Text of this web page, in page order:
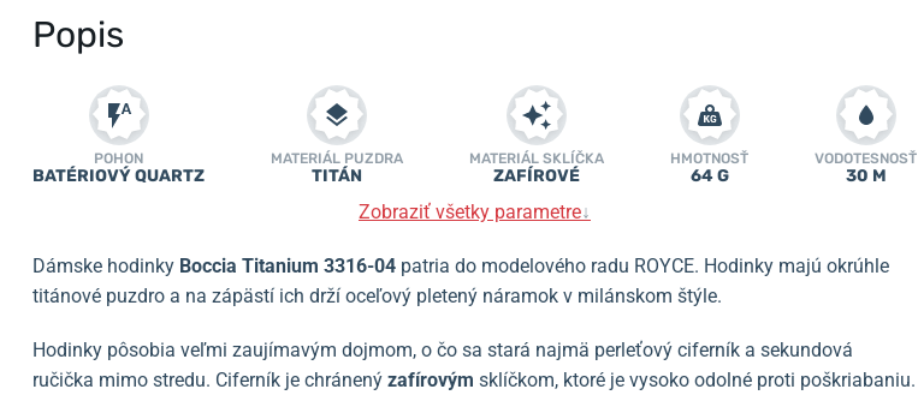
Popis
POHON
BATÉRIOVÝ QUARTZ
MATERIÁL PUZDRA
TITÁN
MATERIÁL SKLÍČKA
ZAFÍROVÉ
HMOTNOSŤ
64 G
VODOTESNOSŤ
30 M
Zobraziť všetky parametre↓
Dámske hodinky Boccia Titanium 3316-04 patria do modelového radu ROYCE. Hodinky majú okrúhle
titánové puzdro a na zápästí ich drží oceľový pletený náramok v milánskom štýle.
Hodinky pôsobia veľmi zaujímavým dojmom, o čo sa stará najmä perleťový ciferník a sekundová
ručička mimo stredu. Ciferník je chránený zafírovým sklíčkom, ktoré je vysoko odolné proti poškriabaniu.